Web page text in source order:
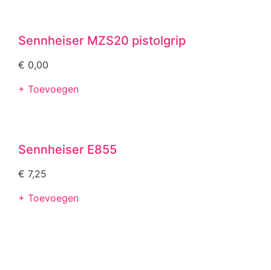
Sennheiser MZS20 pistolgrip
€ 0,00
+ Toevoegen
Sennheiser E855
€ 7,25
+ Toevoegen